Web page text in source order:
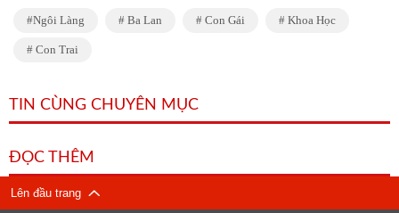
Ngôi Làng Ba Lan Con Gái Khoa Học
Con Trai
TIN CÙNG CHUYÊN MỤC
ĐỌC THÊM
Lên đầu trang